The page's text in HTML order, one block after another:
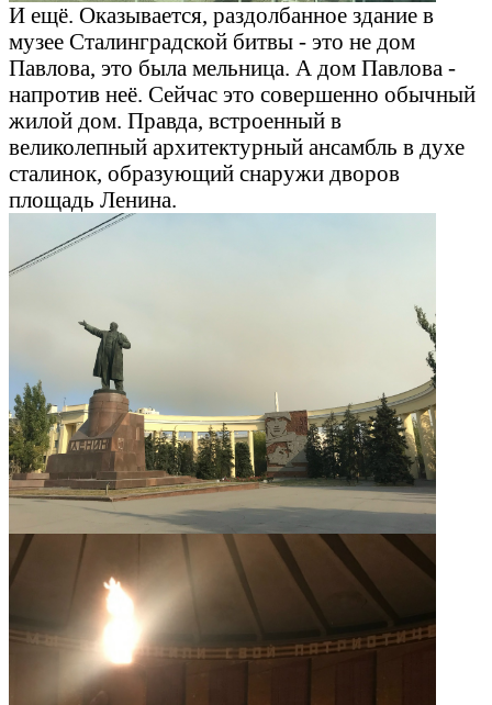
И ещё. Оказывается, раздолбанное здание в
музее Сталинградской битвы - это не дом
Павлова, это была мельница. А дом Павлова -
напротив неё. Сейчас это совершенно обычный
жилой дом. Правда, встроенный в
великолепный архитектурный ансамбль в духе
сталинок, образующий снаружи дворов
площадь Ленина.